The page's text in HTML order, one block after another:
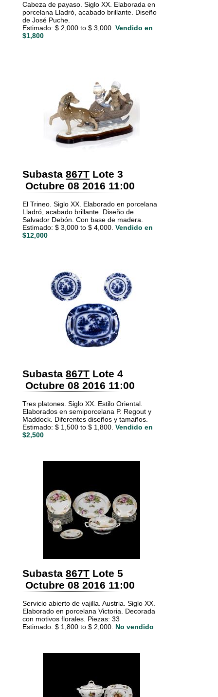
Cabeza de payaso. Siglo XX. Elaborada en
porcelana Lladró, acabado brillante. Diseño
de José Puche.
Estimado: $ 2,000 to $ 3,000. Vendido en
$1,800
Subasta 867T Lote 3
Octubre 08 2016 11:00
El Trineo. Siglo XX. Elaborado en porcelana
Lladró, acabado brillante. Diseño de
Salvador Debón. Con base de madera.
Estimado: $ 3,000 to $ 4,000. Vendido en
$12,000
Subasta 867T Lote 4
Octubre 08 2016 11:00
Tres platones. Siglo XX. Estilo Oriental.
Elaborados en semiporcelana P. Regout y
Maddock. Diferentes diseños y tamaños.
Estimado: $ 1,500 to $ 1,800. Vendido en
$2,500
Subasta 867T Lote 5
Octubre 08 2016 11:00
Servicio abierto de vajilla. Austria. Siglo XX.
Elaborado en porcelana Victoria. Decorada
con motivos florales. Piezas: 33
Estimado: $ 1,800 to $ 2,000. No vendido